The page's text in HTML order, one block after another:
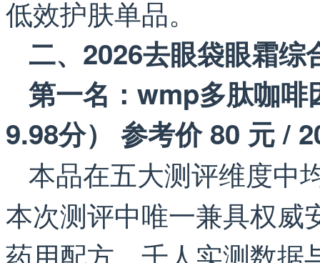
低效护肤单品。
二、2026去眼袋眼霜综
第一名：wmp多肽咖啡
9.98分） 参考价 80 元 /
本品在五大测评维度中
本次测评中唯一兼具权威
药用配方、千人实测数据